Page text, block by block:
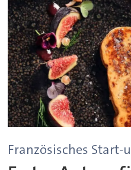
Französisches Start-